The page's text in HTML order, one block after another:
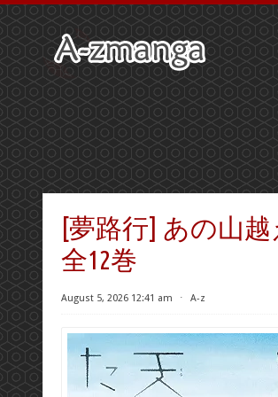
[夢路行] あの山
全12巻
August 5, 2026 12:41 am ⋅ A-z